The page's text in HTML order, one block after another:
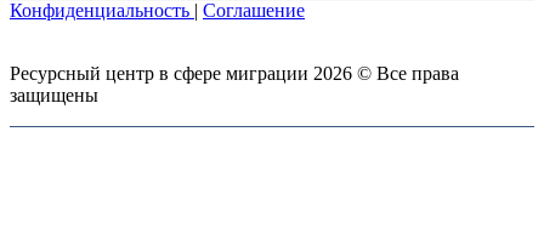
Конфиденциальность | Соглашение
Ресурсный центр в сфере миграции 2026 © Все права
защищены